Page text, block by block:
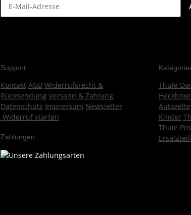
Support
Kontakt AGB Widerrufsrecht &
Rücksendung Versand & Zahlung
Datenschutz Impressum Newsletter
Widerruf starten
Zahlungen
Thule
Autozelte
Kinder
Thule